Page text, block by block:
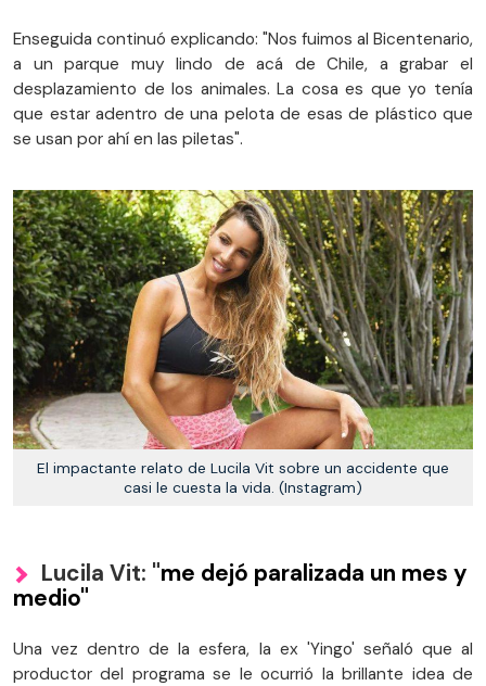
Enseguida continuó explicando: "Nos fuimos al Bicentenario,
a un parque muy lindo de acá de Chile, a grabar el
desplazamiento de los animales. La cosa es que yo tenía
que estar adentro de una pelota de esas de plástico que
se usan por ahí en las piletas".
El impactante relato de Lucila Vit sobre un accidente que
casi le cuesta la vida. (Instagram)
Lucila Vit: "me dejó paralizada un mes y
medio"
Una vez dentro de la esfera, la ex 'Yingo' señaló que al
productor del programa se le ocurrió la brillante idea de